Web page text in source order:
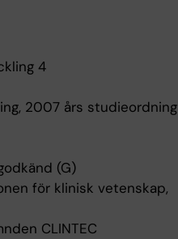
4
2007 års studieordning
(G)
för klinisk vetenskap,
CLINTEC